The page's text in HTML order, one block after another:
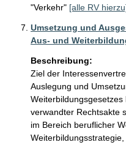
"Verkehr" [alle RV
Umsetzung und
Aus- und
Beschreibung:
Ziel der
Auslegung und
verwandter Rechtsakte
im Bereich beruflicher